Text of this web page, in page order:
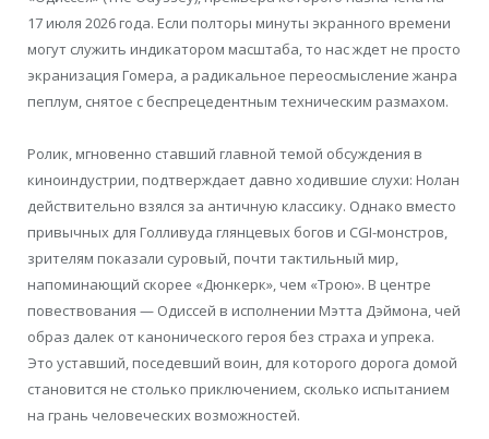
17 июля 2026 года. Если полторы минуты экранного времени
могут служить индикатором масштаба, то нас ждет не просто
экранизация Гомера, а радикальное переосмысление жанра
пеплум, снятое с беспрецедентным техническим размахом.
Ролик, мгновенно ставший главной темой обсуждения в
киноиндустрии, подтверждает давно ходившие слухи: Нолан
действительно взялся за античную классику. Однако вместо
привычных для Голливуда глянцевых богов и CGI-монстров,
зрителям показали суровый, почти тактильный мир,
напоминающий скорее «Дюнкерк», чем «Трою». В центре
повествования — Одиссей в исполнении Мэтта Дэймона, чей
образ далек от канонического героя без страха и упрека.
Это уставший, поседевший воин, для которого дорога домой
становится не столько приключением, сколько испытанием
на грань человеческих возможностей.